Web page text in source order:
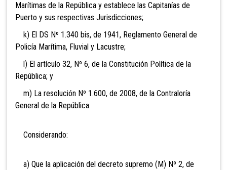
Marítimas de la República y establece las Capitanías de
Puerto y sus respectivas Jurisdicciones;
k) El DS Nº 1.340 bis, de 1941, Reglamento General de
Policía Marítima, Fluvial y Lacustre;
l) El artículo 32, Nº 6, de la Constitución Política de la
República; y
m) La resolución Nº 1.600, de 2008, de la Contraloría
General de la República.
Considerando:
a) Que la aplicación del decreto supremo (M) Nº 2, de